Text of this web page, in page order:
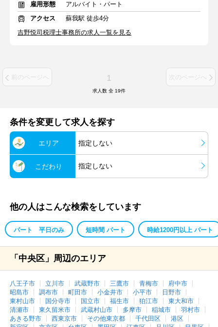
雇用形態
アルバイト・パート
アクセス
蘇我駅 徒歩4分
吉野悦司税理士事務所の求人一覧を見る
前のページへ 1 次のページへ
求人数 全 19件
条件を変更して求人を探す
エリア 指定しない
こだわり 指定しない
他の人はこんな検索をしています
パート 平日のみ 短時間 パート 時給1200円以上 パート
「中央区」周辺のエリア
八王子市 立川市 武蔵野市 三鷹市 青梅市
府中市
昭島市
調布市 町田市 小金井市 小平市
日野市
東村山市
国分寺市 国立市 福生市 狛江市
東大和市
清瀬市
東久留米市 武蔵村山市 多摩市 稲城市
羽村市
あきる野市
西東京市 その他東京都 千代田区
港区